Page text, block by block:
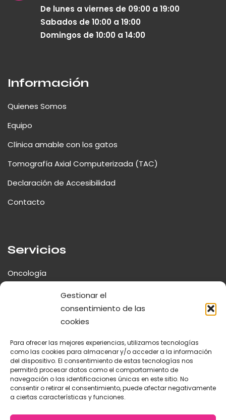
Gestionar el
consentimiento de las
cookies
Para ofrecer las mejores experiencias, utilizamos tecnologías
como las cookies para almacenar y/o acceder a la información
del dispositivo. El consentimiento de estas tecnologías nos
permitirá procesar datos como el comportamiento de
navegación o las identificaciones únicas en este sitio. No
consentir o retirar el consentimiento, puede afectar negativamente
a ciertas características y funciones.
De lunes a viernes de 09:00 a 19:00
Sabados de 10:00 a 19:00
Domingos de 10:00 a 14:00
Información
Quienes Somos
Equipo
Clínica amable con los gatos
Tomografía Axial Computerizada (TAC)
Declaración de Accesibilidad
Contacto
Servicios
Oncología
Neurología y Cirugía Espinal
Traumatología y Ortopedia
Cirugía Mínima Invasión